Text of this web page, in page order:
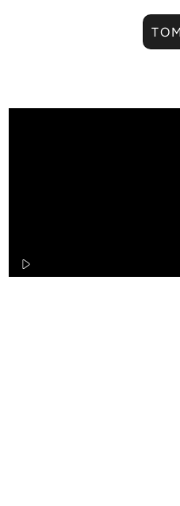
Románticas
cálidas y amables que
garantizar que su
de su pareja, y son
ideas para citas.
las cosas animadas.